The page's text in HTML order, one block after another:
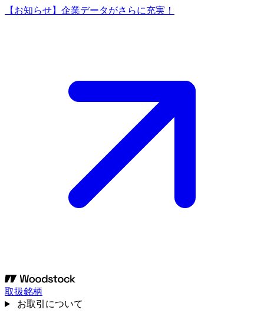
【お知らせ】企業データがさらに充実！
取扱銘柄
お取引について